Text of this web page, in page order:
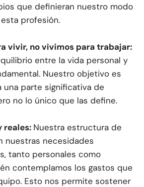
que definieran nuestro modo
profesión.
vivir, no vivimos para trabajar:
entre la vida personal y
Nuestro objetivo es
una parte significativa de
no lo único que las define.
reales: Nuestra estructura de
nuestras necesidades
tanto personales como
contemplamos los gastos que
Esto nos permite sostener